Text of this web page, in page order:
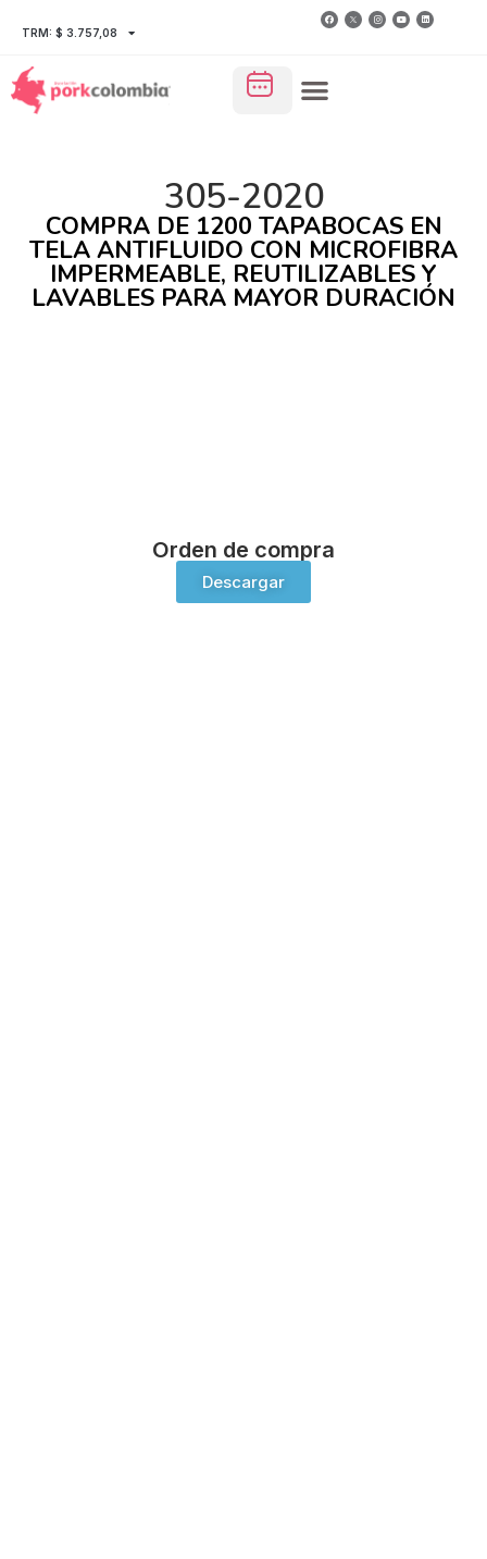
TRM: $ 3.757,08
305-2020
COMPRA DE 1200 TAPABOCAS EN
TELA ANTIFLUIDO CON MICROFIBRA
IMPERMEABLE, REUTILIZABLES Y
LAVABLES PARA MAYOR DURACIÓN
Orden de compra
Descargar